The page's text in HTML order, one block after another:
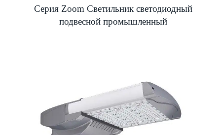
Серия Zoom Светильник светодиодный
подвесной промышленный